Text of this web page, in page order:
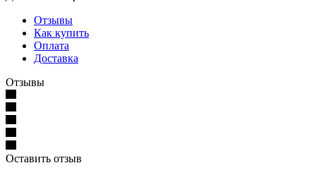
Отзывы
Как купить
Оплата
Доставка
Отзывы
Оставить отзыв